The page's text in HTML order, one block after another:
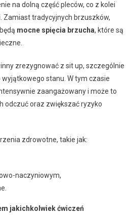
na dolną część pleców, co z kolei
Zamiast tradycyjnych brzuszków,
mocne spięcia brzucha, które są
zrezygnować z sit up, szczególnie
stanu. W tym czasie
zaangażowany i może to
odczuć oraz zwiększać ryzyko
zdrowotne, takie jak:
naczyniowym,
jakichkolwiek ćwiczeń